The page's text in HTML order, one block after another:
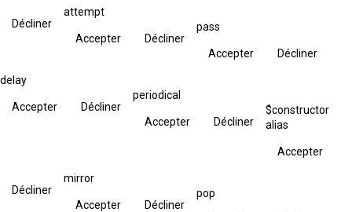
Décliner
attempt
Accepter Décliner
pass
Accepter Décliner
delay
Accepter Décliner
periodical
Accepter Décliner
$constructor
alias
Accepter
Décliner
mirror
Accepter Décliner
pop